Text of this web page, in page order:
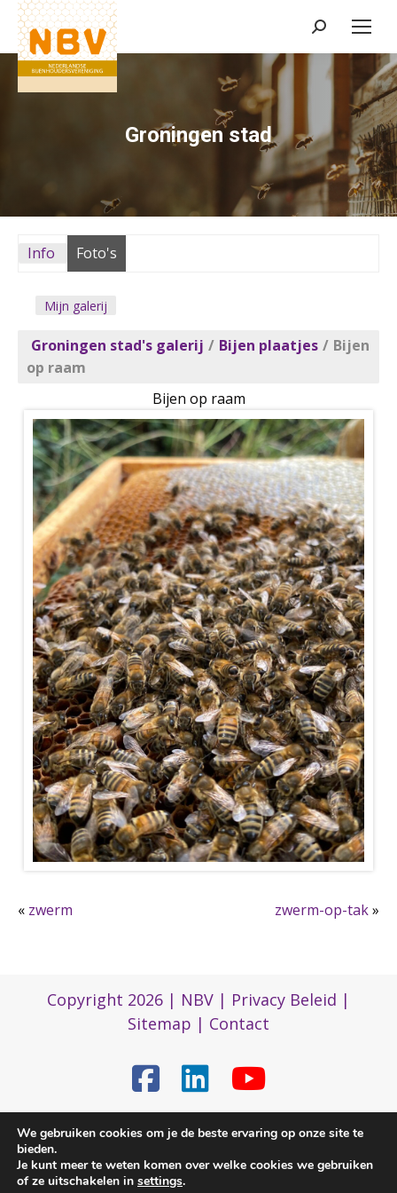
Zoeken:
Groningen stad
Info Foto's
Mijn galerij
Groningen stad's galerij / Bijen plaatjes / Bijen
op raam
Bijen op raam
« zwerm zwerm-op-tak»
Copyright 2026 | NBV | Privacy Beleid |
Sitemap | Contact
(0)317 422 422
We gebruiken cookies om je de beste ervaring op onze site te
bieden.
Je kunt meer te weten komen over welke cookies we gebruiken
of ze uitschakelen in settings.